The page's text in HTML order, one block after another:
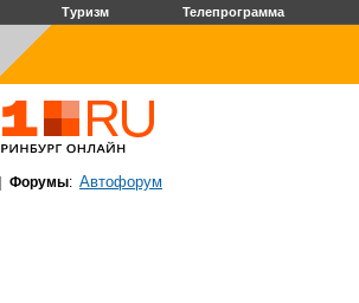
Туризм Телепрограмма
Форумы: Автофорум